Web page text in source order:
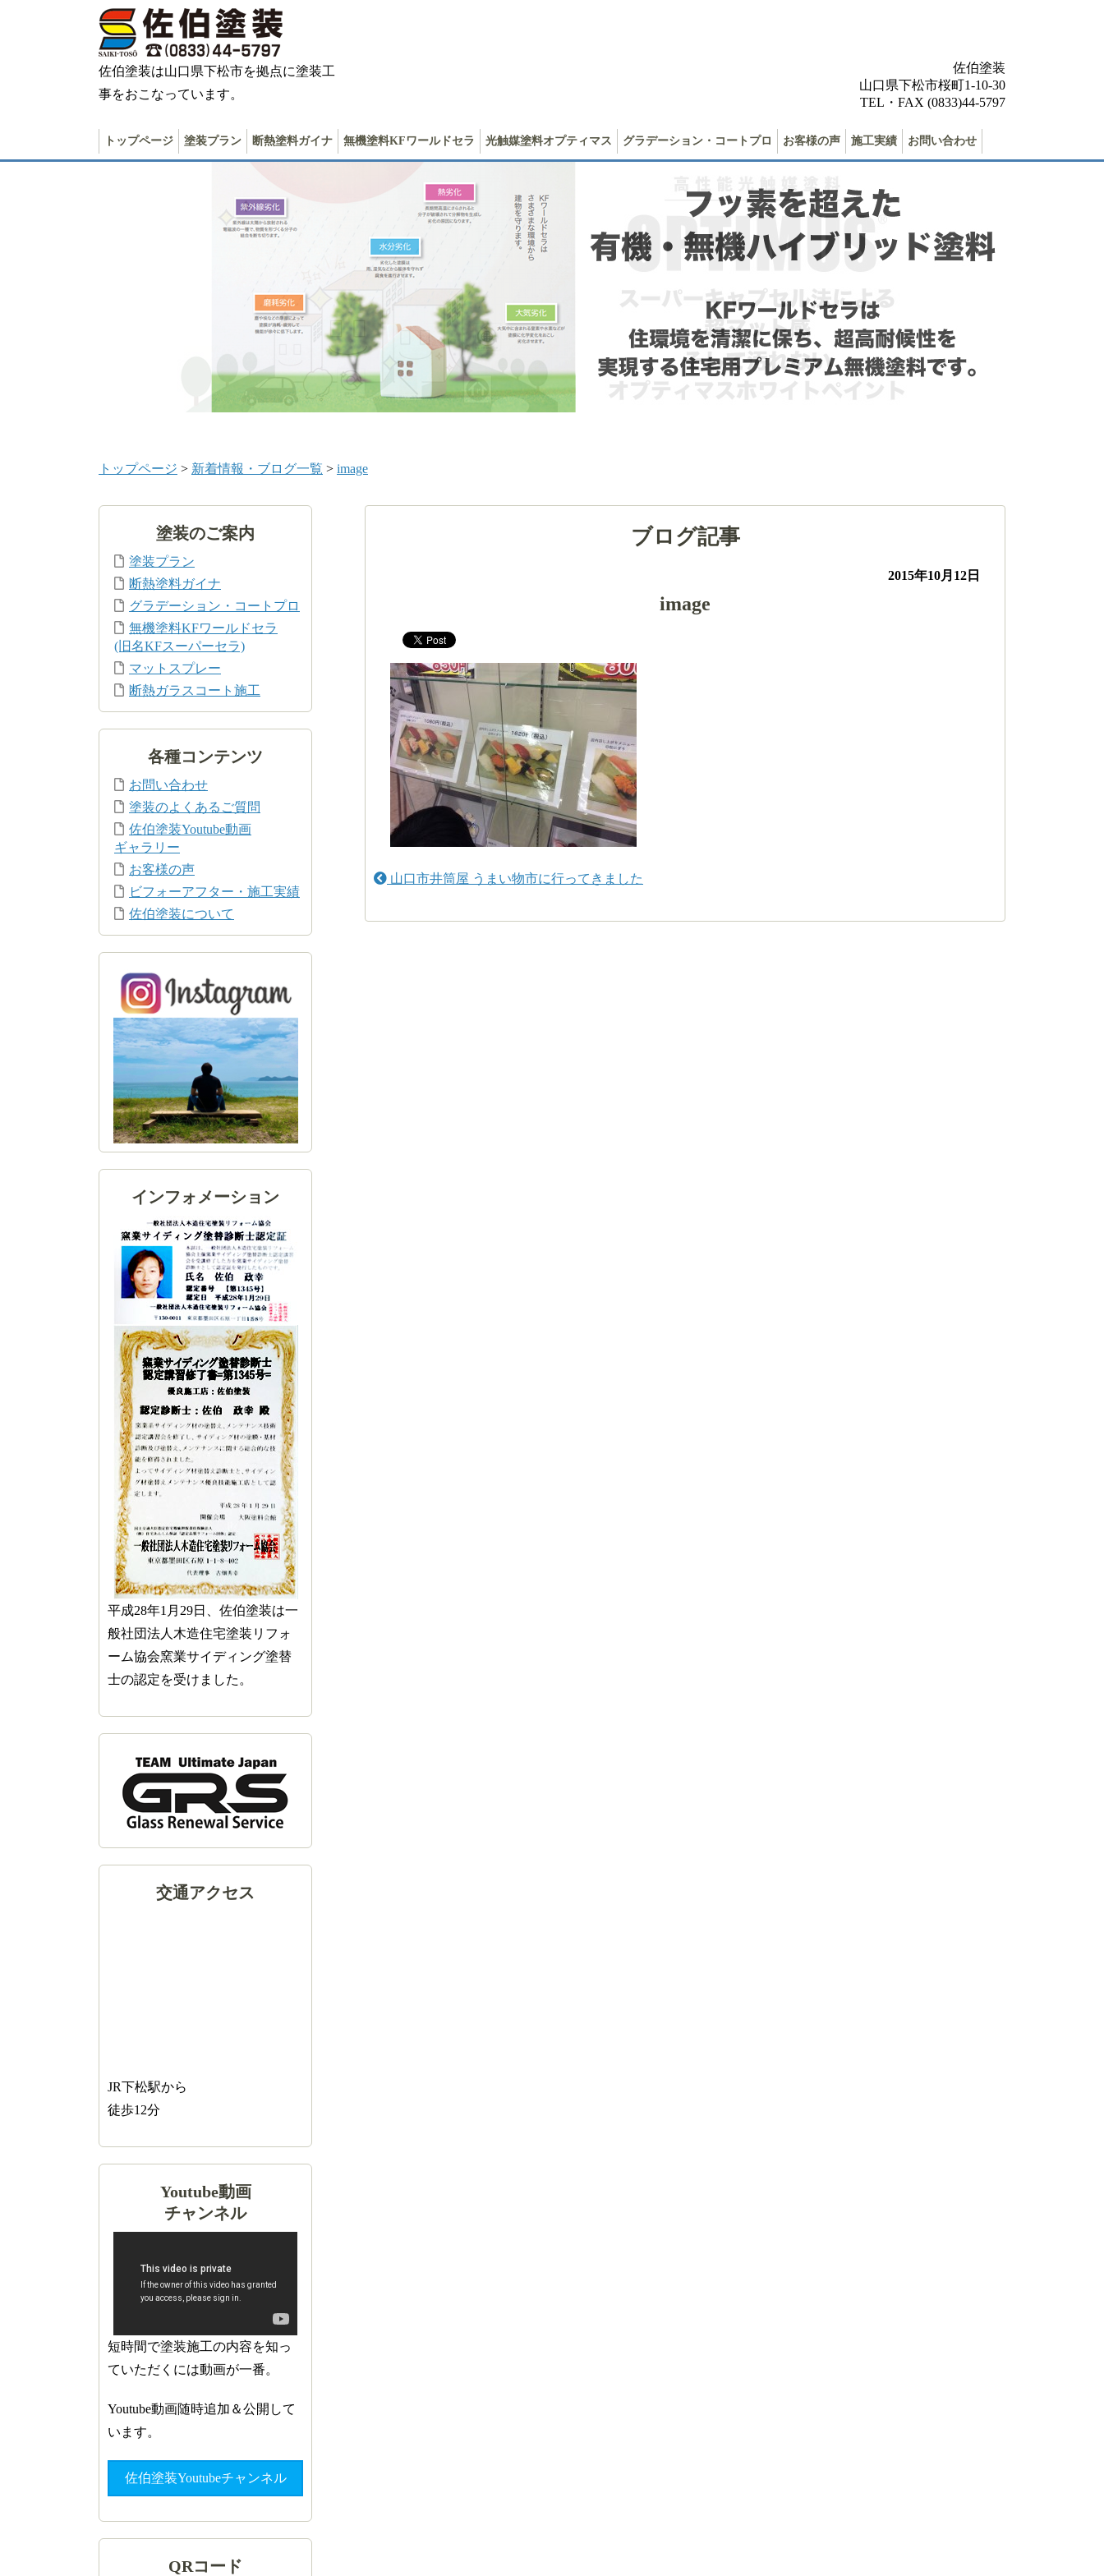
佐伯塗装は山口県下松市を拠点に塗装工
事をおこなっています。
佐伯塗装
山口県下松市桜町1-10-30
TEL・FAX (0833)44-5797
トップページ 塗装プラン 断熱塗料ガイナ 無機塗料KFワールドセラ 光触媒塗料オプティマス グラデーション・コートプロ お客様の声 施工実績 お問い合わせ
トップページ > 新着情報・ブログ一覧 > image
ブログ記事
2015年10月12日
image
山口市井筒屋 うまい物市に行ってきました
塗装のご案内
塗装プラン
断熱塗料ガイナ
グラデーション・コートプロ
無機塗料KFワールドセラ
(旧名KFスーパーセラ)
マットスプレー
断熱ガラスコート施工
各種コンテンツ
お問い合わせ
塗装のよくあるご質問
佐伯塗装Youtube動画
ギャラリー
お客様の声
ビフォーアフター・施工実績
佐伯塗装について
インフォメーション
平成28年1月29日、佐伯塗装は一
般社団法人木造住宅塗装リフォ
ーム協会窯業サイディング塗替
士の認定を受けました。
交通アクセス
JR下松駅から
徒歩12分
Youtube動画
チャンネル
短時間で塗装施工の内容を知っ
ていただくには動画が一番。
Youtube動画随時追加＆公開して
います。
佐伯塗装Youtubeチャンネル
QRコード